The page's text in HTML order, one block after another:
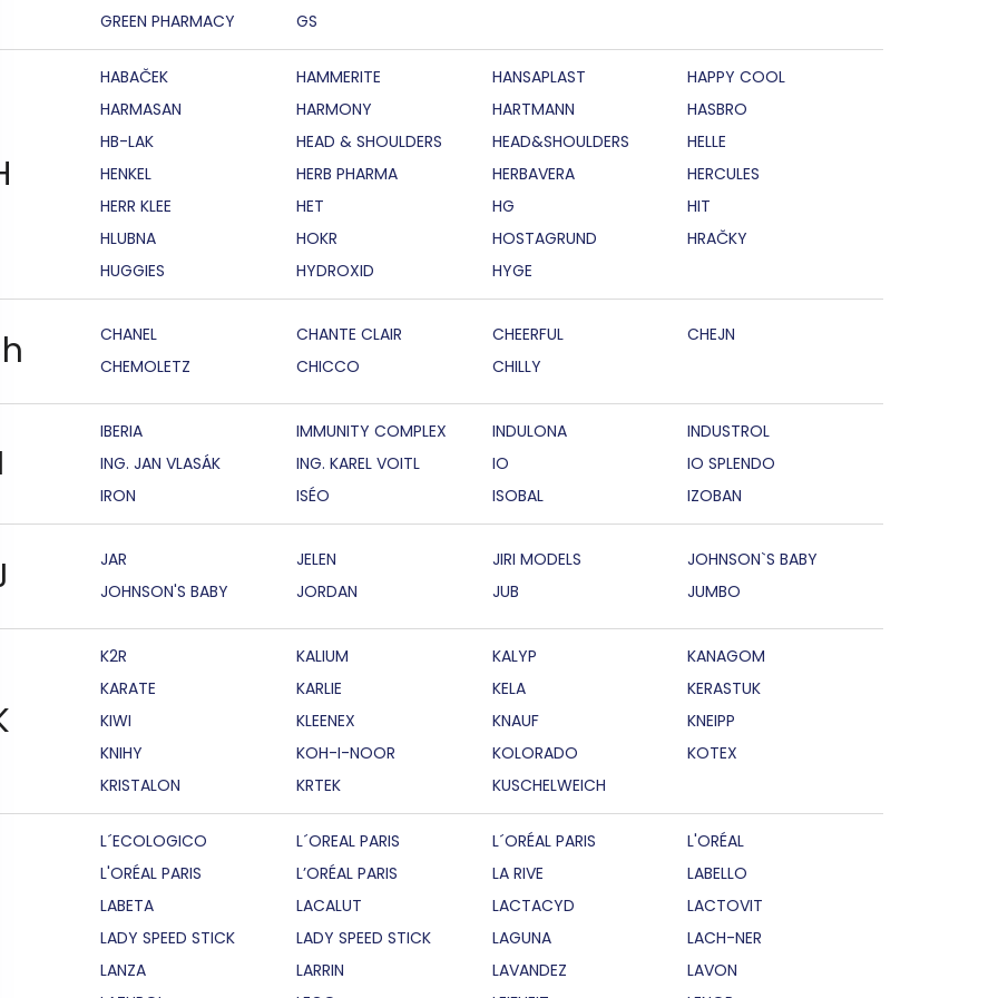
GREEN PHARMACY GS
HABAČEK HAMMERITE HANSAPLAST
HAPPY COOL
HARMASAN
HARMONY HARTMANN
HASBRO
HB-LAK
HEAD & SHOULDERS HEAD&SHOULDERS
HELLE
HENKEL
HERB PHARMA HERBAVERA
HERCULES
HERR KLEE
HET HG
HIT
HLUBNA
HOKR HOSTAGRUND
HRAČKY
HUGGIES
HYDROXID HYGE
CHANEL CHANTE CLAIR CHEERFUL
CHEJN
CHEMOLETZ
CHICCO CHILLY
IBERIA IMMUNITY COMPLEX INDULONA
INDUSTROL
ING. JAN VLASÁK
ING. KAREL VOITL IO
IO SPLENDO
IRON
ISÉO ISOBAL IZOBAN
JAR JELEN JIRI MODELS
JOHNSON`S BABY
JOHNSON'S BABY
JORDAN JUB JUMBO
K2R KALIUM KALYP
KANAGOM
KARATE
KARLIE KELA
KERASTUK
KIWI
KLEENEX KNAUF
KNEIPP
KNIHY
KOH-I-NOOR KOLORADO
KOTEX
KRISTALON
KRTEK KUSCHELWEICH
L´ECOLOGICO L´OREAL PARIS L´ORÉAL PARIS
L'ORÉAL
L'ORÉAL PARIS
L’ORÉAL PARIS LA RIVE
LABELLO
LABETA
LACALUT LACTACYD
LACTOVIT
LADY SPEED STICK
LADY SPEED STICK LAGUNA
LACH-NER
LANZA
LARRIN LAVANDEZ
LAVON